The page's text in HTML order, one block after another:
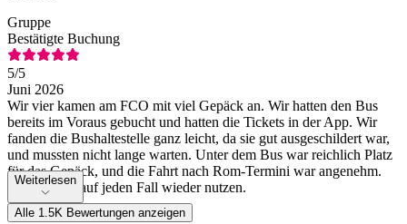
Gruppe
Bestätigte Buchung
5/5
Juni 2026
Wir vier kamen am FCO mit viel Gepäck an. Wir hatten den Bus
bereits im Voraus gebucht und hatten die Tickets in der App. Wir
fanden die Bushaltestelle ganz leicht, da sie gut ausgeschildert war,
und mussten nicht lange warten. Unter dem Bus war reichlich Platz
für das Gepäck, und die Fahrt nach Rom-Termini war angenehm.
Würden wir auf jeden Fall wieder nutzen.
Weiterlesen
Alle 1.5K Bewertungen anzeigen